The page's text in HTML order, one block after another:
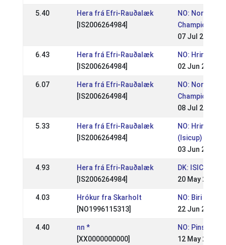
5.40
Hera frá Efri-Rauðalæk
[IS2006264984]
NO: Norwegian
07 Jul 2013
6.43
Hera frá Efri-Rauðalæk
[IS2006264984]
NO:
02 Jun 2013
6.07
Hera frá Efri-Rauðalæk
[IS2006264984]
NO: Norwegian
08 Jul 2012
5.33
Hera frá Efri-Rauðalæk
[IS2006264984]
NO:
(Isicup)
03 Jun 2012
4.93
Hera frá Efri-Rauðalæk
[IS2006264984]
DK: ISICUP
20 May 2012
4.03
Hrókur fra Skarholt
[NO1996115313]
NO: Biri
22 Jun 2008
4.40
nn *
[XX0000000000]
NO: Pinse
12 May 2008